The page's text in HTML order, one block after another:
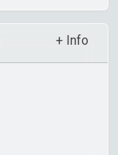
+ Info